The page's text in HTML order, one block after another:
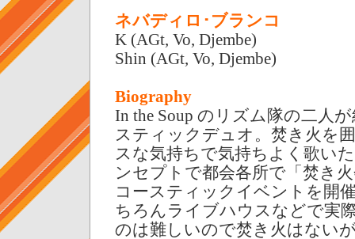
ネバディロ･ブランコ
K (AGt, Vo, Djembe)
Shin (AGt, Vo, Djembe)
Biography
In the Soup のリズム隊の二人
スティックデュオ。焚き火を
スな気持ちで気持ちよく歌い
ンセプトで都会各所で「焚き
コースティックイベントを開
ちろんライブハウスなどで実
のは難しいので焚き火はない